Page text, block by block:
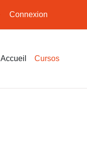
Connexion
Accueil Cursos